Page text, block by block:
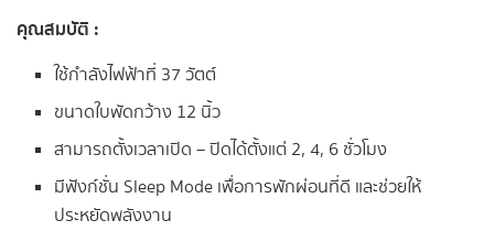
คุณสมบัติ :
ใช้กำลังไฟฟ้าที่ 37 วัตต์
ขนาดใบพัดกว้าง 12 นิ้ว
สามารถตั้งเวลาเปิด – ปิดได้ตั้งแต่ 2, 4, 6 ชั่วโมง
มีฟังก์ชั่น Sleep Mode เพื่อการพักผ่อนที่ดี และช่วยให้
ประหยัดพลังงาน